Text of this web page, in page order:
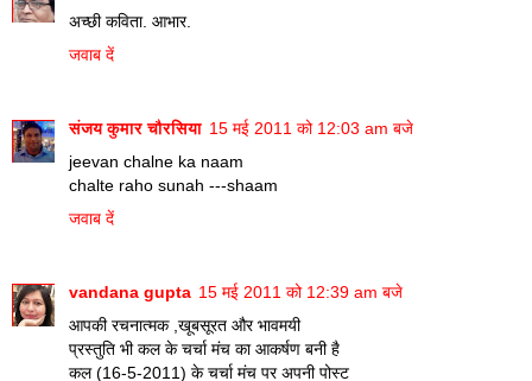
अच्छी कविता. आभार.
जवाब दें
संजय कुमार चौरसिया 15 मई 2011 को 12:03 am बजे
jeevan chalne ka naam
chalte raho sunah ---shaam
जवाब दें
vandana gupta 15 मई 2011 को 12:39 am बजे
आपकी रचनात्मक ,खूबसूरत और भावमयी
प्रस्तुति भी कल के चर्चा मंच का आकर्षण बनी है
कल (16-5-2011) के चर्चा मंच पर अपनी पोस्ट